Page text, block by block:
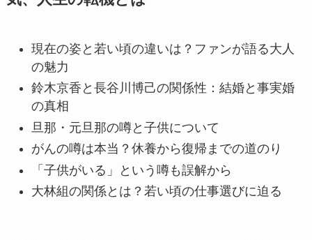
現在の姿と若い頃の違いは？ファンが語る大人
の魅力
鈴木京香と長谷川博己の関係性：結婚と事実婚
の真相
旦那・元旦那の噂と子供について
がんの噂は本当？休養から復帰までの道のり
「子供がいる」という噂も誤解から
大林組の関係とは？若い頃の仕事選びに迫る